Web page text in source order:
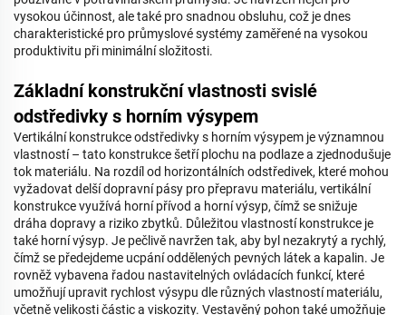
vysokou účinnost, ale také pro snadnou obsluhu, což je dnes
charakteristické pro průmyslové systémy zaměřené na vysokou
produktivitu při minimální složitosti.
Základní konstrukční vlastnosti svislé
odstředivky s horním výsypem
Vertikální konstrukce odstředivky s horním výsypem je významnou
vlastností – tato konstrukce šetří plochu na podlaze a zjednodušuje
tok materiálu. Na rozdíl od horizontálních odstředivek, které mohou
vyžadovat delší dopravní pásy pro přepravu materiálu, vertikální
konstrukce využívá horní přívod a horní výsyp, čímž se snižuje
dráha dopravy a riziko zbytků. Důležitou vlastností konstrukce je
také horní výsyp. Je pečlivě navržen tak, aby byl nezakrytý a rychlý,
čímž se předejdeme ucpání oddělených pevných látek a kapalin. Je
rovněž vybavena řadou nastavitelných ovládacích funkcí, které
umožňují upravit rychlost výsypu dle různých vlastností materiálu,
včetně velikosti částic a viskozity. Vestavěný pohon také umožňuje